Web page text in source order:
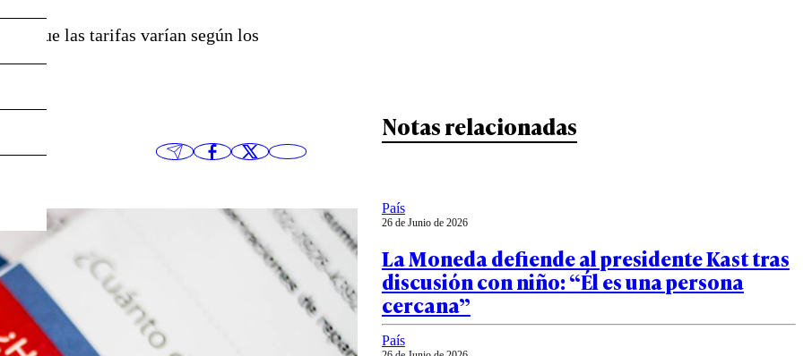
ya que las tarifas varían según los
Notas relacionadas
País
26 de Junio de 2026
La Moneda defiende al presidente Kast tras
discusión con niño: “Él es una persona
cercana”
País